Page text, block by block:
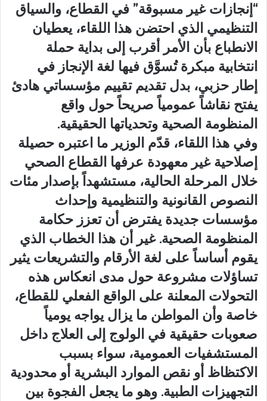
“إنجازات غير مسبوقة” في القطاع، والسياق
التنظيمي الذي احتضن هذا اللقاء، يعطيان
الانطباع بأن الأمر أقرب إلى بداية حملة
انتخابية مبكرة تُسوَّق فيها لغة الإنجاز في
إطار حزبي، بدل تقديم تقييم مؤسساتي هادئ
يفتح نقاشاً عمومياً صريحاً حول واقع
المنظومة الصحية وتحدياتها الحقيقية.
وفي هذا اللقاء، قدّم الوزير ما اعتبره حصيلة
إصلاحية غير معهودة عرفها القطاع الصحي
خلال المرحلة الحالية، مستشهداً بإصدار مئات
النصوص القانونية والتنظيمية وإحداث
مؤسسات جديدة يفترض أن تعزز حكامة
المنظومة الصحية. غير أن هذا الخطاب الذي
يقوم أساساً على لغة الأرقام والتشريعات يثير
تساؤلات مشروعة حول مدى انعكاس هذه
التحولات المعلنة على الواقع الفعلي للقطاع،
خاصة وأن المواطن ما يزال يواجه يومياً
صعوبات حقيقية في الولوج إلى العلاج داخل
المستشفيات العمومية، سواء بسبب
الاكتظاظ أو نقص الموارد البشرية أو محدودية
التجهيزات الطبية. وهو ما يجعل الفجوة بين